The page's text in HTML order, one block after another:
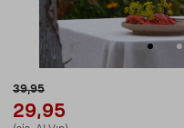
39,95
29,95